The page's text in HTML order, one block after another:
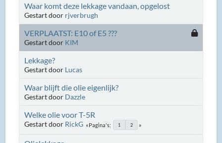
Waar komt deze lekkage vandaan, opgelost
Gestart door rjverbrugh
VERPLAATST: E10 of E5 ???
Gestart door KIM
Lekkage?
Gestart door Lucas
Waar blijft die olie eigenlijk?
Gestart door Dazzle
Welke olie voor T-5R
Gestart door RickG Pagina's 1 2